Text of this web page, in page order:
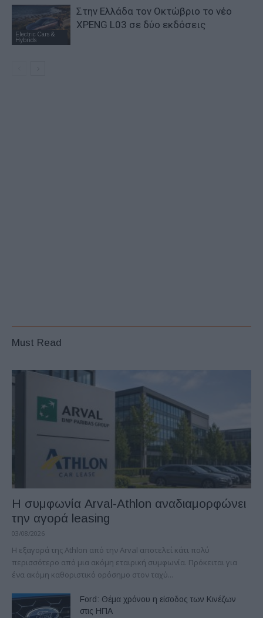
Electric Cars &
Hybrids
Στην Ελλάδα τον Οκτώβριο το νέο
XPENG L03 σε δύο εκδόσεις
Must Read
Η συμφωνία Arval-Athlon αναδιαμορφώνει
την αγορά leasing
03/08/2026
Η εξαγορά της Athlon από την Arval αποτελεί κάτι πολύ
περισσότερο από μια ακόμη εταιρική συμφωνία. Πρόκειται για
ένα ακόμη καθοριστικό ορόσημο στον ταχύ...
Ford: Θέμα χρόνου η είσοδος των Κινέζων
στις ΗΠΑ